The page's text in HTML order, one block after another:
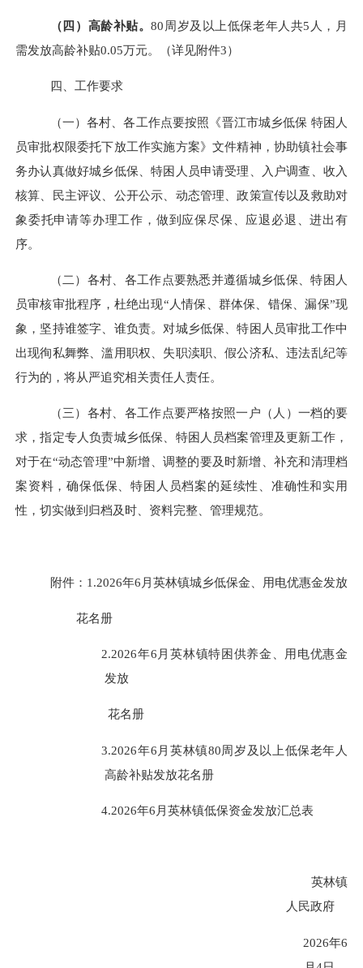
（四）高龄补贴。80周岁及以上低保老年人共5 人，月
需发放高龄补贴0.05万元。（详见附件3）
四 、工作要求
（一）各村、各工作点要按照《晋江市城乡低保 特困人
员审批权限委托下放工作实施方案》文件精神，协助镇社会事
务办认真做好城乡低保、特困人员申请受理、入户调查、收入
核算、民主评议、公开公示、动态管理、政策宣传以及救助对
象委托申请等办理工作，做到应保尽保、应退必退、进出有
序。
（二）各村、各工作点要熟悉并遵循城乡低保、特困人
员审核审批程序，杜绝出现“人情保、群体保、错保、漏保”现
象，坚持谁签字、谁负责。对城乡低保、特困人员审批工作中
出现徇私舞弊、滥用职权、失职渎职、假公济私、违法乱纪等
行为的，将从严追究相关责任人责任。
（三）各村、各工作点要严格按照一户（人）一档的要
求，指定专人负责城乡低保、特困人员档案管理及更新工作，
对于在“动态管理”中新增、调整的要及时新增、补充和清理档
案资料，确保低保、特困人员档案的延续性、准确性和实用
性，切实做到归档及时、资料完整、管理规范。
附件： 1.2026年6 月英林镇城乡低保金、用电优惠金发放
花名册
2.2026年6 月英林镇特困供养金、用电优惠金
发放
花名册
3.2026年6 月 英林镇80周岁及以上低保老年人
高龄补贴发放花名册
4.2026年6 月英林镇低保资金发放汇总表
英林镇
人民政府
2026年6